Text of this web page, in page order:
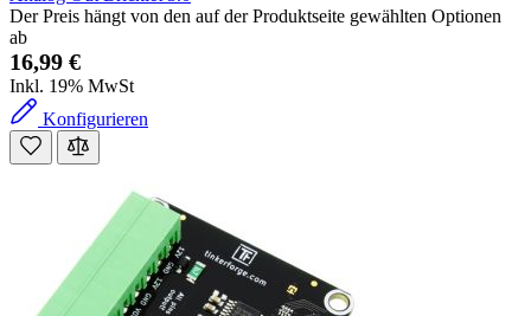
Der Preis hängt von den auf der Produktseite gewählten Optionen
ab
16,99 €
Inkl. 19% MwSt
Konfigurieren